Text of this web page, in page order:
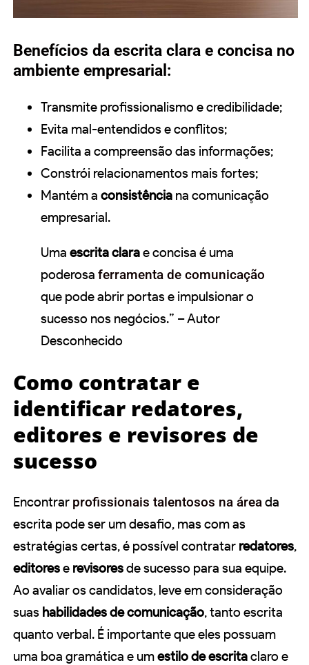
Benefícios da escrita clara e concisa no
ambiente empresarial:
Transmite profissionalismo e credibilidade;
Evita mal-entendidos e conflitos;
Facilita a compreensão das informações;
Constrói relacionamentos mais fortes;
Mantém a consistência na comunicação
empresarial.
Uma escrita clarae concisa é uma
poderosa ferramenta de comunicação
que pode abrir portas e impulsionar o
sucesso nos negócios.” – Autor
Desconhecido
Como contratar e
identificar redatores,
editores e revisores de
sucesso
Encontrar profissionais talentosos na áreada
escrita pode ser um desafio, mas com as
estratégias certas, é possível contratar redatores,
editorese revisoresde sucesso para sua equipe.
Ao avaliar os candidatos, leve em consideração
suas habilidades de comunicação, tanto escrita
quanto verbal. É importante que eles possuam
uma boa gramática e umestilo de escritaclaro e